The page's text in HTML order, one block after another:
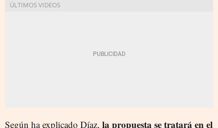
Según ha explicado Díaz, la propuesta se tratará en el